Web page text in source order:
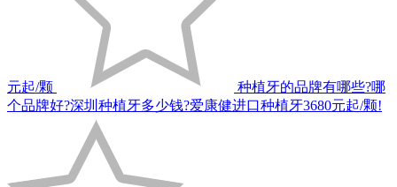
元起/颗
种植牙的品牌有哪些?哪
个品牌好?深圳种植牙多少钱?爱康健进口种植牙3680元起/颗!